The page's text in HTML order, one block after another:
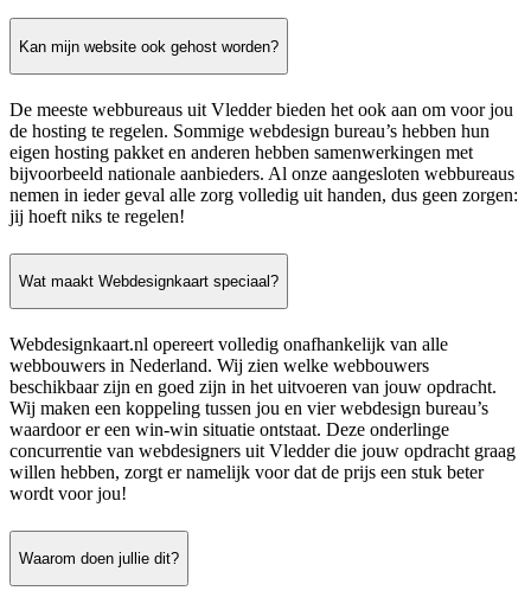
Kan mijn website ook gehost worden?
De meeste webbureaus uit Vledder bieden het ook aan om voor jou
de hosting te regelen. Sommige webdesign bureau’s hebben hun
eigen hosting pakket en anderen hebben samenwerkingen met
bijvoorbeeld nationale aanbieders. Al onze aangesloten webbureaus
nemen in ieder geval alle zorg volledig uit handen, dus geen zorgen:
jij hoeft niks te regelen!
Wat maakt Webdesignkaart speciaal?
Webdesignkaart.nl opereert volledig onafhankelijk van alle
webbouwers in Nederland. Wij zien welke webbouwers
beschikbaar zijn en goed zijn in het uitvoeren van jouw opdracht.
Wij maken een koppeling tussen jou en vier webdesign bureau’s
waardoor er een win-win situatie ontstaat. Deze onderlinge
concurrentie van webdesigners uit Vledder die jouw opdracht graag
willen hebben, zorgt er namelijk voor dat de prijs een stuk beter
wordt voor jou!
Waarom doen jullie dit?